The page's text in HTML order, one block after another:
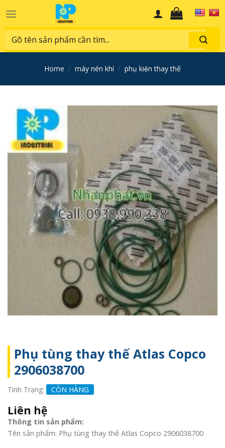
to
content
Search
for:
home / máy nén khí / phụ kiện thay thế
Phụ tùng thay thế Atlas Copco
2906038700
Tình Trạng: CÒN HÀNG
Liên hệ
Thông tin sản phẩm:
Tên sản phẩm: Phụ tùng thay thế Atlas Copco 2906038700